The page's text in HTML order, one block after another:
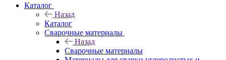
Каталог
Назад
Каталог
Сварочные материалы
Назад
Сварочные материалы